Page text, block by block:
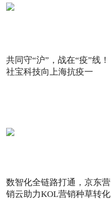
共同守“沪”，战在“疫”线！
社宝科技向上海抗疫一
数智化全链路打通，京东营
销云助力KOL营销种草转化